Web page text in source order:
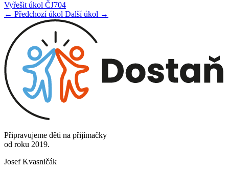
Vyřešit úkol ČJ704
← Předchozí úkol Další úkol →
Připravujeme děti na přijímačky
od roku 2019.
Josef Kvasničák